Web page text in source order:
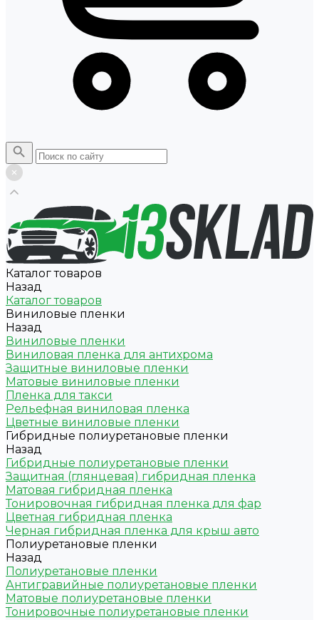
Каталог товаров
Назад
Каталог товаров
Виниловые пленки
Назад
Виниловые пленки
Виниловая пленка для антихрома
Защитные виниловые пленки
Матовые виниловые пленки
Пленка для такси
Рельефная виниловая пленка
Цветные виниловые пленки
Гибридные полиуретановые пленки
Назад
Гибридные полиуретановые пленки
Защитная (глянцевая) гибридная пленка
Матовая гибридная пленка
Тонировочная гибридная пленка для фар
Цветная гибридная пленка
Черная гибридная пленка для крыш авто
Полиуретановые пленки
Назад
Полиуретановые пленки
Антигравийные полиуретановые пленки
Матовые полиуретановые пленки
Тонировочные полиуретановые пленки